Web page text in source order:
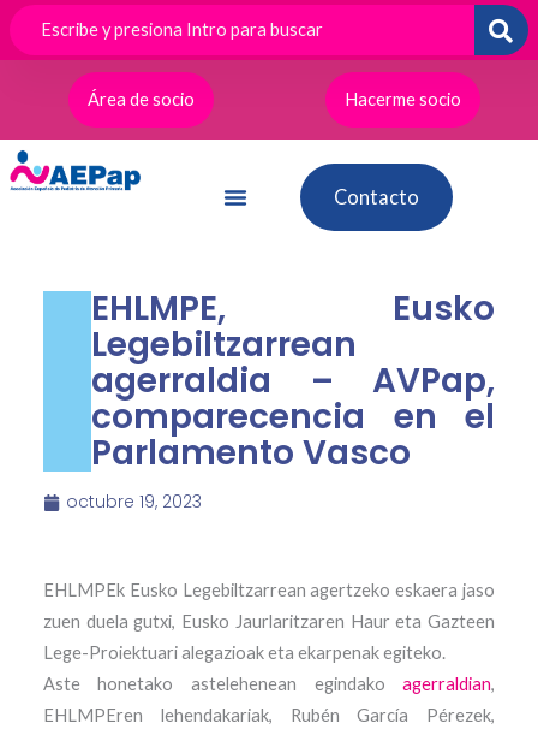
contenido
Área de socio
Hacerme socio
Contacto
EHLMPE, Eusko
Legebiltzarrean
agerraldia – AVPap,
comparecencia en el
Parlamento Vasco
octubre 19, 2023
EHLMPEk Eusko Legebiltzarrean agertzeko eskaera jaso
zuen duela gutxi, Eusko Jaurlaritzaren Haur eta Gazteen
Lege-Proiektuari alegazioak eta ekarpenak egiteko.
Aste honetako astelehenean egindakoagerraldian,
EHLMPEren lehendakariak, Rubén García Pérezek,